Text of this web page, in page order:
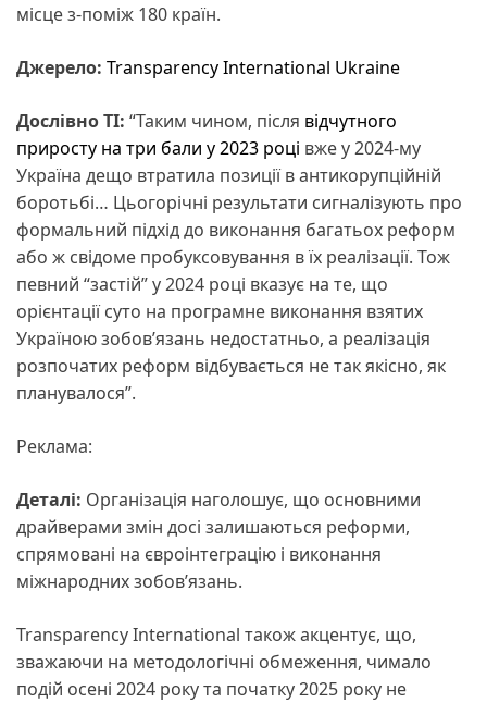
місце з-поміж 180 країн.
Джерело: Transparency International Ukraine
Дослівно ТІ: “Таким чином, після відчутного
приросту на три бали у 2023 році вже у 2024-му
Україна дещо втратила позиції в антикорупційній
боротьбі… Цьогорічні результати сигналізують про
формальний підхід до виконання багатьох реформ
або ж свідоме пробуксовування в їх реалізації. Тож
певний “застій” у 2024 році вказує на те, що
орієнтації суто на програмне виконання взятих
Україною зобов’язань недостатньо, а реалізація
розпочатих реформ відбувається не так якісно, як
планувалося”.
Реклама:
Деталі: Організація наголошує, що основними
драйверами змін досі залишаються реформи,
спрямовані на євроінтеграцію і виконання
міжнародних зобов’язань.
Transparency International також акцентує, що,
зважаючи на методологічні обмеження, чимало
подій осені 2024 року та початку 2025 року не